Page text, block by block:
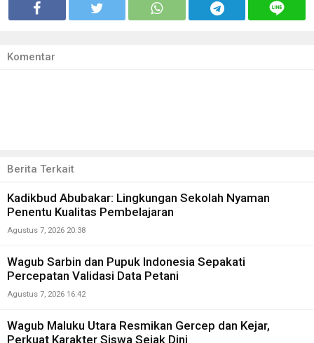
Komentar
Berita Terkait
Kadikbud Abubakar: Lingkungan Sekolah Nyaman
Penentu Kualitas Pembelajaran
Agustus 7, 2026 20:38
Wagub Sarbin dan Pupuk Indonesia Sepakati
Percepatan Validasi Data Petani
Agustus 7, 2026 16:42
Wagub Maluku Utara Resmikan Gercep dan Kejar,
Perkuat Karakter Siswa Sejak Dini